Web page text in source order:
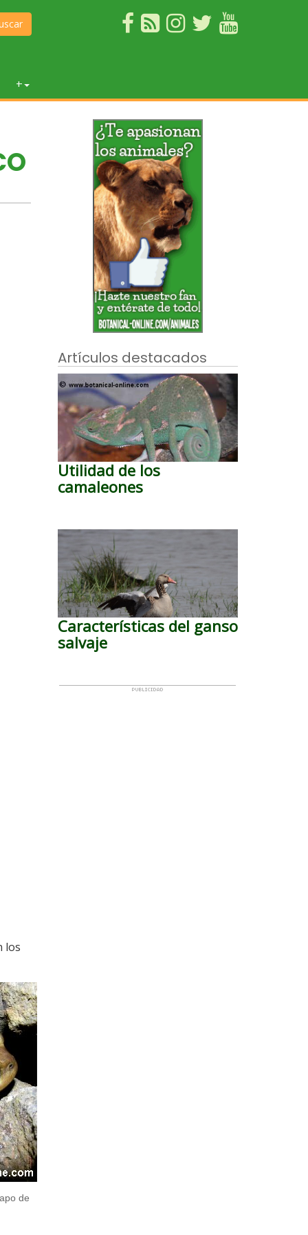
+
los
de
Artículos destacados
Utilidad de los
camaleones
Características del ganso
salvaje